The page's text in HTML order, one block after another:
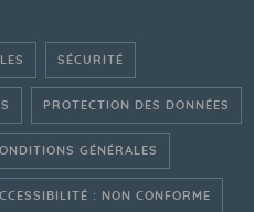
SÉCURITÉ
PROTECTION DES DONNÉES
GÉNÉRALES
: NON CONFORME